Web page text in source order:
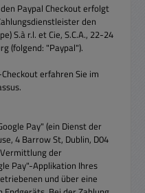
Paypal Checkout erfolgt
den
S.à r.l. et Cie, S.C.A., 22-24
(folgend: "Paypal").
erfahren Sie im
Pay" (ein Dienst der
4 Barrow St, Dublin, D04
der
Pay"-Applikation Ihres
und über eine